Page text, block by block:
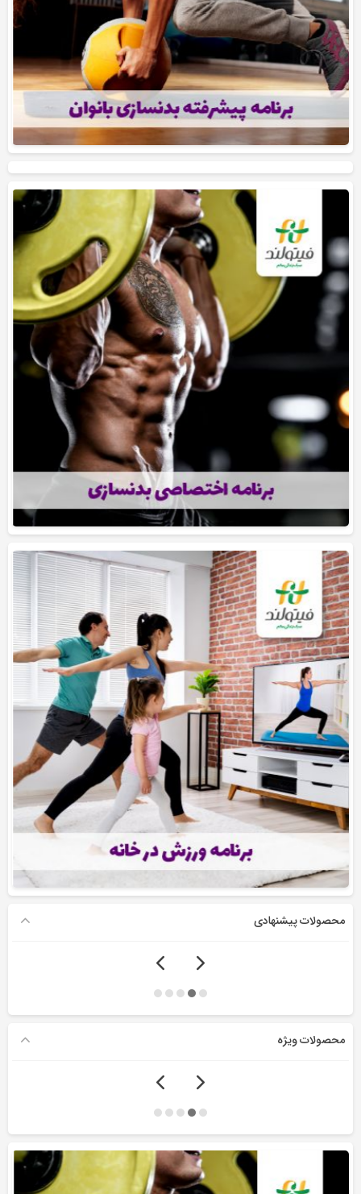
محصولات پیشنهادی
محصولات ویژه